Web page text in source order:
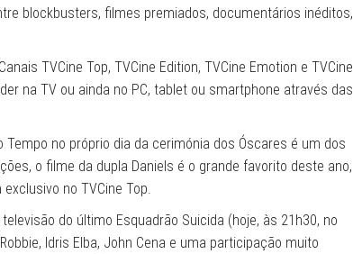
blockbusters, filmes premiados, documentários inéditos,
TVCine Top, TVCine Edition, TVCine Emotion e TVCine
na TV ou ainda no PC, tablet ou smartphone através das
Tempo no próprio dia da cerimónia dos Óscares é um dos
o filme da dupla Daniels é o grande favorito deste ano,
no TVCine Top.
do último Esquadrão Suicida (hoje, às 21h30, no
Idris Elba, John Cena e uma participação muito